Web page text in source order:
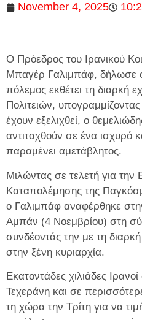
November 4, 2025
Ο Πρόεδρος του Ιρανικού
Μπαγέρ Γαλιμπάφ, δήλωσε
πόλεμος εκθέτει τη διαρκή
Πολιτειών, υπογραμμίζοντας
έχουν εξελιχθεί, ο
αντιταχθούν σε ένα ισχυρό
παραμένει αμετάβλητος.
Μιλώντας σε τελετή για την
Καταπολέμησης της
ο Γαλιμπάφ αναφέρθηκε
Αμπάν (4 Νοεμβρίου) στη
συνδέοντάς την με τη
στην ξένη κυριαρχία.
Εκατοντάδες χιλιάδες
Τεχεράνη και σε
τη χώρα την Τρίτη για να